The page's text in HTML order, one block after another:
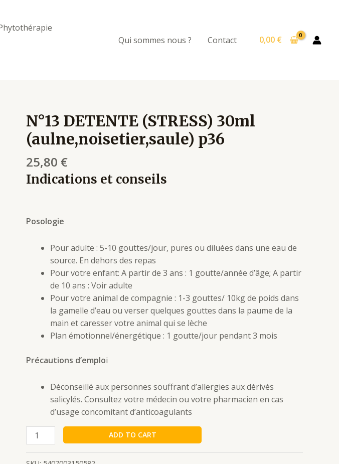
Qui sommes nous ? Contact 0,00 €
N°13 DETENTE (STRESS) 30ml
(aulne,noisetier,saule) p36
25,80 €
Indications et conseils
Posologie
Pour adulte : 5-10 gouttes/jour, pures ou diluées dans une eau de
source. En dehors des repas
Pour votre enfant: A partir de 3 ans : 1 goutte/année d’âge; A partir
de 10 ans : Voir adulte
Pour votre animal de compagnie : 1-3 gouttes/ 10kg de poids dans
la gamelle d’eau ou verser quelques gouttes dans la paume de la
main et caresser votre animal qui se lèche
Plan émotionnel/énergétique : 1 goutte/jour pendant 3 mois
Précautions d’emploi
Déconseillé aux personnes souffrant d’allergies aux dérivés
salicylés. Consultez votre médecin ou votre pharmacien en cas
d’usage concomitant d’anticoagulants
N°13
DETENTE
(STRESS)
(aulne,noisetier,saule)
p36
ADD TO CART